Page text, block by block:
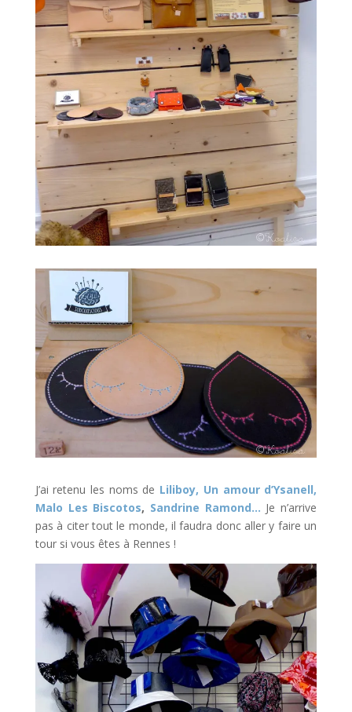
J’ai retenu les noms de Liliboy, Un amour d’Ysanell,
Malo Les Biscotos, Sandrine Ramond… Je n’arrive
pas à citer tout le monde, il faudra donc aller y faire un
tour si vous êtes à Rennes !